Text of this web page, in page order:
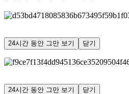
24시간 동안 그만 보기 닫기
24시간 동안 그만 보기 닫기